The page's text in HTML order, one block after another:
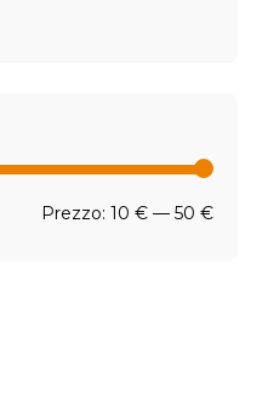
Prezzo: 10 € — 50 €